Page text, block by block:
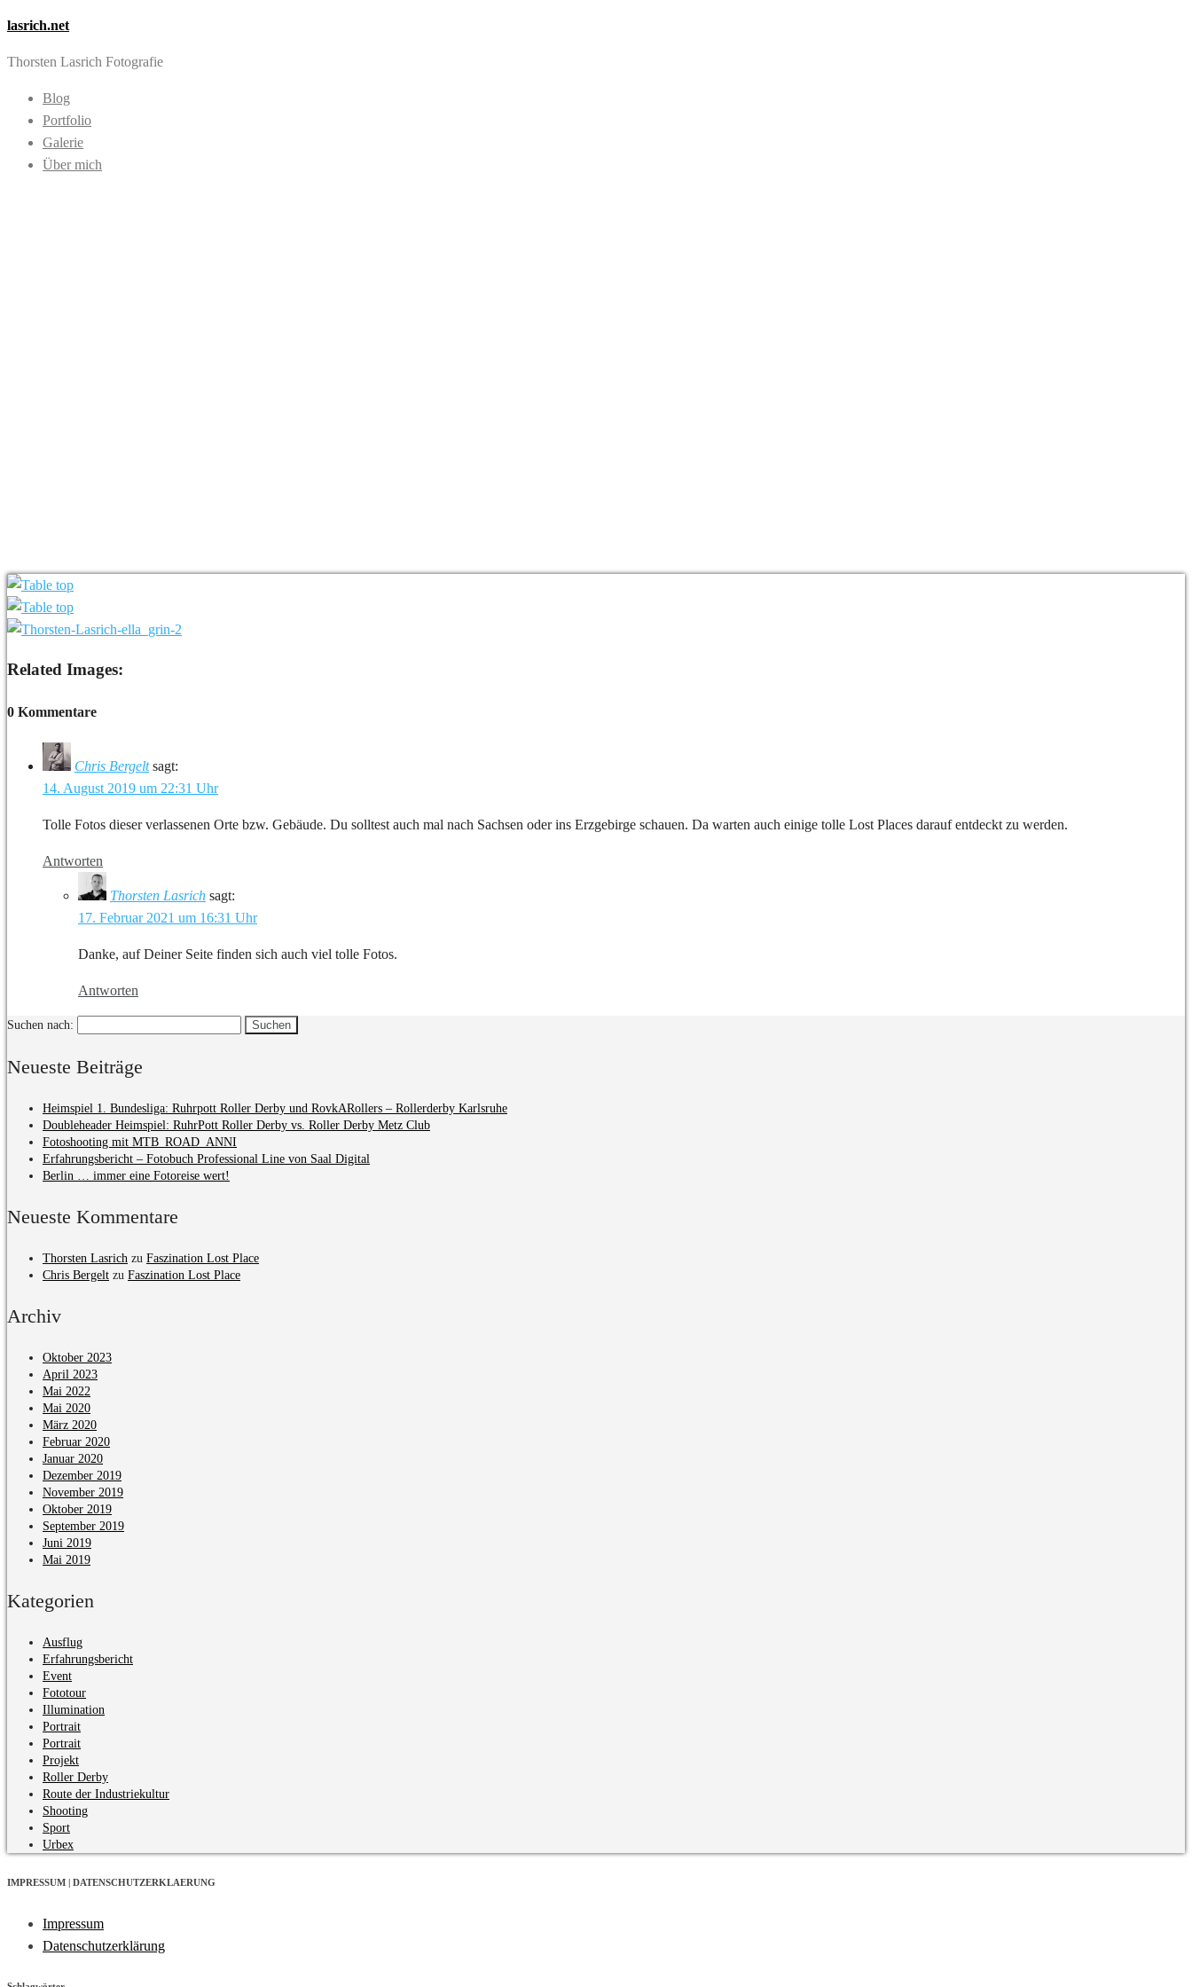
lasrich.net
Thorsten Lasrich Fotografie
Blog
Portfolio
Galerie
Über mich
Related Images:
0 Kommentare
Chris Bergelt sagt:
14. August 2019 um 22:31 Uhr
Tolle Fotos dieser verlassenen Orte bzw. Gebäude. Du solltest auch mal nach Sachsen oder ins Erzgebirge schauen. Da warten auch einige tolle Lost Places darauf entdeckt zu werden.
Antworten
Thorsten Lasrich sagt:
17. Februar 2021 um 16:31 Uhr
Danke, auf Deiner Seite finden sich auch viel tolle Fotos.
Antworten
Suchen nach:
Neueste Beiträge
Heimspiel 1. Bundesliga: Ruhrpott Roller Derby und RovkARollers – Rollerderby Karlsruhe
Doubleheader Heimspiel: RuhrPott Roller Derby vs. Roller Derby Metz Club
Fotoshooting mit MTB_ROAD_ANNI
Erfahrungsbericht – Fotobuch Professional Line von Saal Digital
Berlin … immer eine Fotoreise wert!
Neueste Kommentare
Thorsten Lasrich zu Faszination Lost Place
Chris Bergelt zu Faszination Lost Place
Archiv
Oktober 2023
April 2023
Mai 2022
Mai 2020
März 2020
Februar 2020
Januar 2020
Dezember 2019
November 2019
Oktober 2019
September 2019
Juni 2019
Mai 2019
Kategorien
Ausflug
Erfahrungsbericht
Event
Fototour
Illumination
Portrait
Portrait
Projekt
Roller Derby
Route der Industriekultur
Shooting
Sport
Urbex
IMPRESSUM | DATENSCHUTZERKLAERUNG
Impressum
Datenschutzerklärung